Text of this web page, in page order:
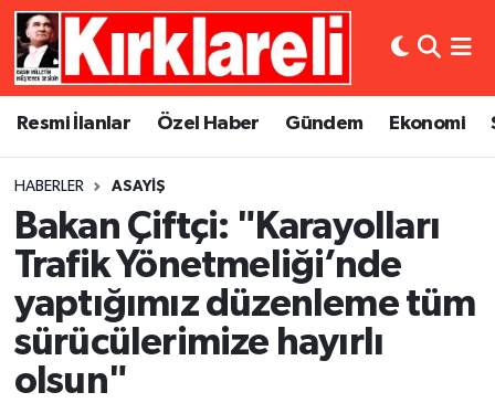
Resmi İlanlar Özel Haber Gündem Ekonomi
HABERLER ASAYIŞ
Bakan Çiftçi: "Karayolları
Trafik Yönetmeliği’nde
yaptığımız düzenleme tüm
sürücülerimize hayırlı
olsun"
Resmi İlanlar
Gündem
Ekonomi
Siyaset
Asayiş
Dünya
Eğitim
Kültür Sanat
Magazin
Künye
Gizlilik Sözleşmesi
Merkez Nöbetçi Eczaneler
Merkez Trafik Yoğunluk Haritası
Süper Lig Puan Durumu ve Fikstür
Tüm Manşetler
Son Dakika Haberleri